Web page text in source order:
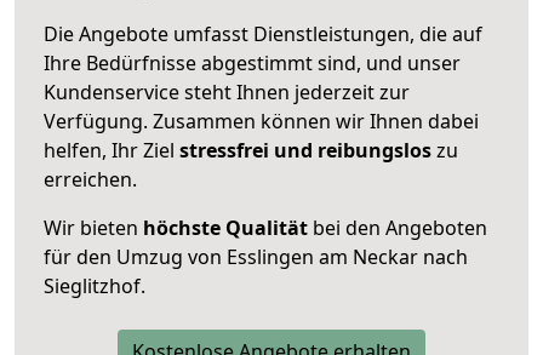
Die Angebote umfasst Dienstleistungen, die auf
Ihre Bedürfnisse abgestimmt sind, und unser
Kundenservice steht Ihnen jederzeit zur
Verfügung. Zusammen können wir Ihnen dabei
helfen, Ihr Ziel stressfrei und reibungsloszu
erreichen.
Wir bieten höchste Qualität bei den Angeboten
für den Umzug von Esslingen am Neckar nach
Sieglitzhof.